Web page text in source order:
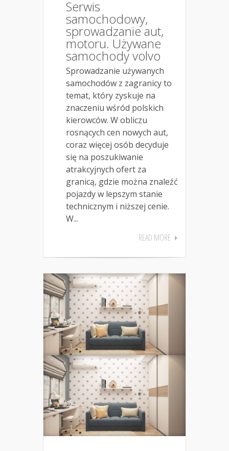
Serwis
samochodowy,
sprowadzanie aut,
motoru. Używane
samochody volvo
Sprowadzanie używanych
samochodów z zagranicy to
temat, który zyskuje na
znaczeniu wśród polskich
kierowców. W obliczu
rosnących cen nowych aut,
coraz więcej osób decyduje
się na poszukiwanie
atrakcyjnych ofert za
granicą, gdzie można znaleźć
pojazdy w lepszym stanie
technicznym i niższej cenie.
W...
READ MORE